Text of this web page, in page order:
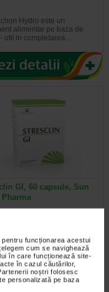
funcționarea acestui
cum se navighează
în care funcționează site-
în cazul căutărilor,
noștri folosesc
personalizată pe baza
Hydro este un
alimentar pe baza de
util in completarea…
GI, 60 capsule, Sun
Pharma
in conditii de stres. Au…